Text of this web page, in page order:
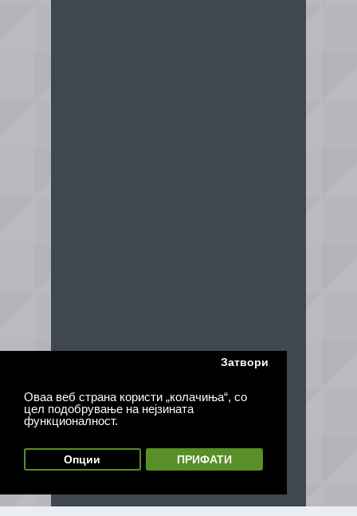
Оваа веб страна користи „колачиња“, со
цел подобрување на нејзината
функционалност.
Затвори
Опции ПРИФАТИ